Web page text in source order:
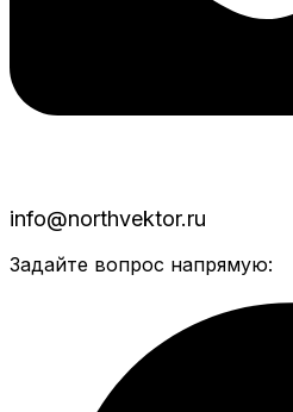
info@northvektor.ru
Задайте вопрос напрямую: